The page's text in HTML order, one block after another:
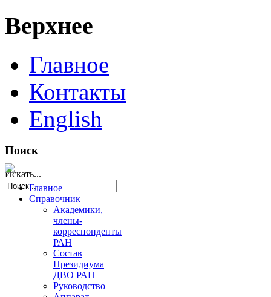
Верхнее
Главное
Контакты
English
Поиск
Искать...
Главное
Справочник
Академики,
члены-
корреспонденты
РАН
Состав
Президиума
ДВО РАН
Руководство